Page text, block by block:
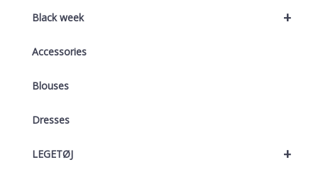
+
Black week
Accessories
Blouses
Dresses
+
LEGETØJ